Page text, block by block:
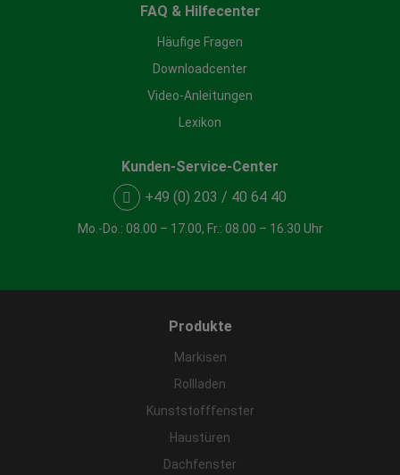
FAQ & Hilfecenter
Häufige Fragen
Downloadcenter
Video-Anleitungen
Lexikon
Kunden-Service-Center
+49 (0) 203 / 40 64 40
Mo.-Do.: 08.00 – 17.00, Fr.: 08.00 – 16.30 Uhr
Produkte
Markisen
Rollladen
Kunststofffenster
Haustüren
Dachfenster
Details anzeigen
Impressum| Datenschutz